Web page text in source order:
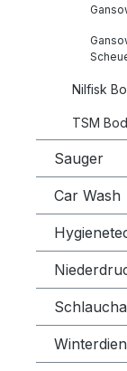
Nilfisk
TSM
Sauger
Car Wash